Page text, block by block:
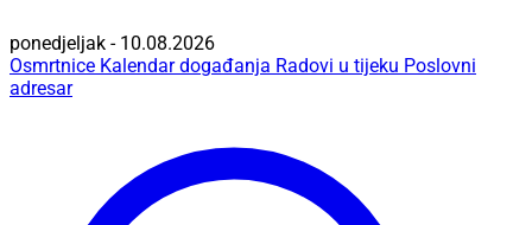
ponedjeljak - 10.08.2026
Osmrtnice Kalendar događanja Radovi u tijeku Poslovni
adresar